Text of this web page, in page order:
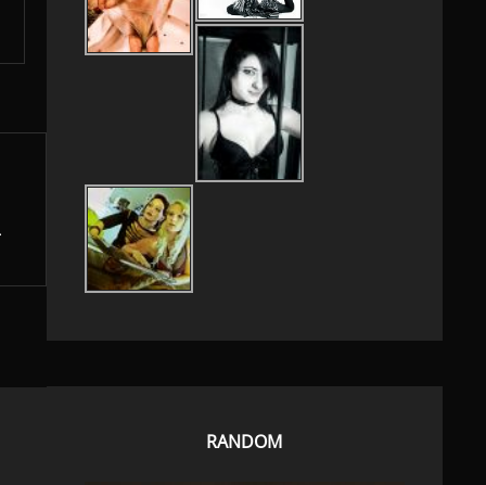
RANDOM